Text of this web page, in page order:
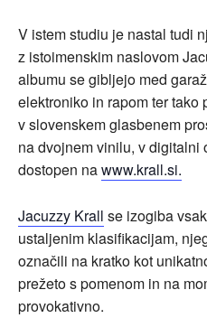
V istem studiu je nastal tudi
z istoimenskim naslovom
albumu se gibljejo med
elektroniko in rapom ter
v slovenskem glasbenem
na dvojnem vinilu, v
dostopen nawww.krall.si.
Jacuzzy Krall se izogiba
ustaljenim klasifikacijam,
označili na kratko kot
prežeto s pomenom in na
provokativno.